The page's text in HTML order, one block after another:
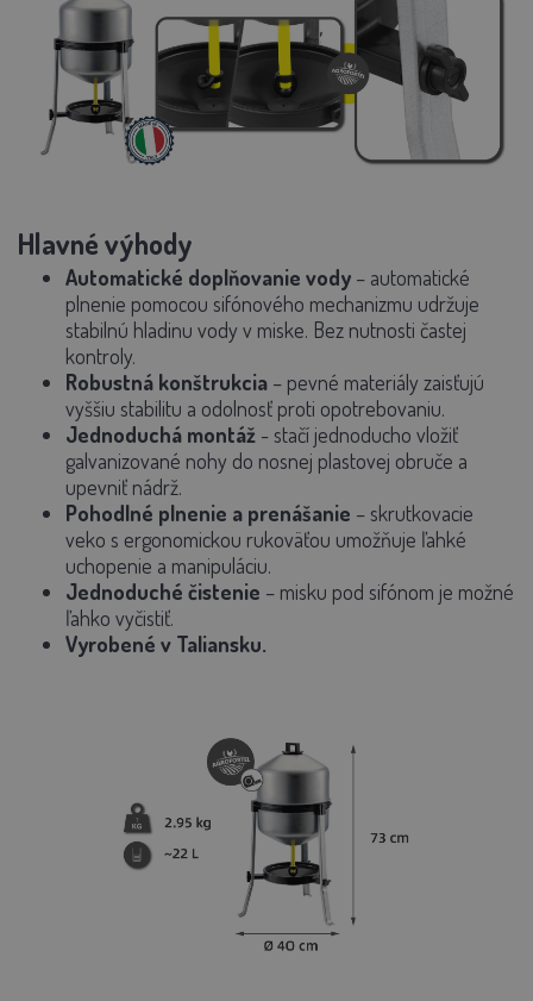
Hlavné výhody
Automatické doplňovanie vody – automatické
plnenie pomocou sifónového mechanizmu udržuje
stabilnú hladinu vody v miske. Bez nutnosti častej
kontroly.
Robustná konštrukcia – pevné materiály zaisťujú
vyššiu stabilitu a odolnosť proti opotrebovaniu.
Jednoduchá montáž - stačí jednoducho vložiť
galvanizované nohy do nosnej plastovej obruče a
upevniť nádrž.
Pohodlné plnenie a prenášanie –skrutkovacie
veko s ergonomickou rukoväťou umožňuje ľahké
uchopenie a manipuláciu.
Jednoduché čistenie – misku pod sifónom je možné
ľahko vyčistiť.
Vyrobené v Taliansku.